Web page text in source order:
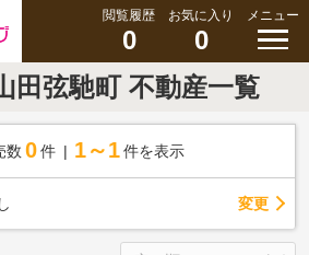
閲覧履歴
0
お気に入り
0
メニュー
田弦馳町 不動産一覧
数 0 件 1～1 件を表示
変更